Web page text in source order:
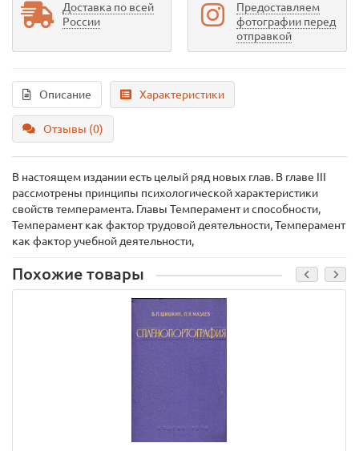
Доставка по всей
России
Предоставляем
фотографии перед
отправкой
Описание Характеристики
Отзывы (0)
В настоящем издании есть целый ряд новых глав. В главе III
рассмотрены принципы психологической характеристики
свойств темперамента. Главы Темперамент и способности,
Темперамент как фактор трудовой деятельности, Темперамент
как фактор учебной деятельности,
Похожие товары